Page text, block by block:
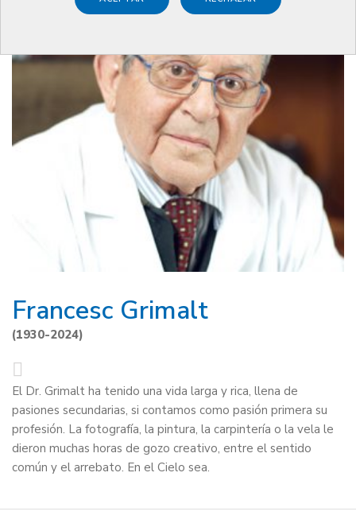
Francesc Grimalt
(1930-2024)
El Dr. Grimalt ha tenido una vida larga y rica, llena de
pasiones secundarias, si contamos como pasión primera su
profesión. La fotografía, la pintura, la carpintería o la vela le
dieron muchas horas de gozo creativo, entre el sentido
común y el arrebato. En el Cielo sea.